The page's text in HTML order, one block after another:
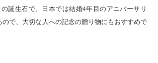
誕生石で、日本では結婚4年目のアニバーサリ
ので、大切な人への記念の贈り物にもおすすめで